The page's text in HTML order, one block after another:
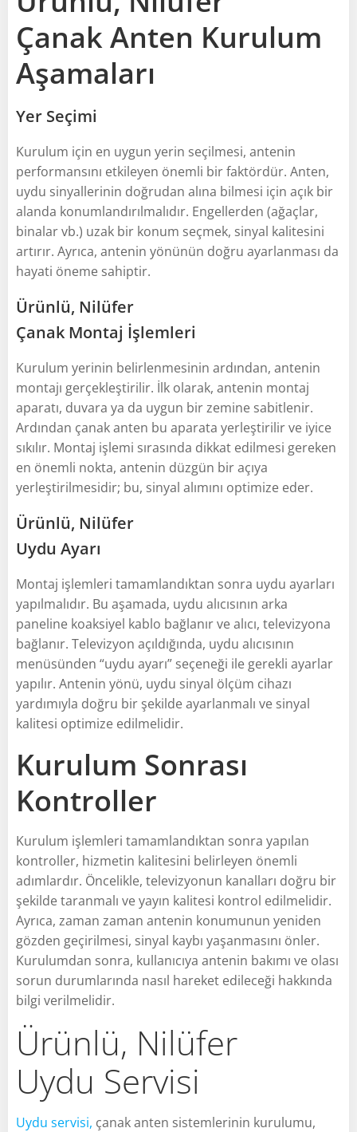
Çanak Anten Kurulum
Aşamaları
Yer Seçimi
Kurulum için en uygun yerin seçilmesi, antenin
performansını etkileyen önemli bir faktördür. Anten,
uydu sinyallerinin doğrudan alına bilmesi için açık bir
alanda konumlandırılmalıdır. Engellerden (ağaçlar,
binalar vb.) uzak bir konum seçmek, sinyal kalitesini
artırır. Ayrıca, antenin yönünün doğru ayarlanması da
hayati öneme sahiptir.
Ürünlü, Nilüfer
Çanak Montaj İşlemleri
Kurulum yerinin belirlenmesinin ardından, antenin
montajı gerçekleştirilir. İlk olarak, antenin montaj
aparatı, duvara ya da uygun bir zemine sabitlenir.
Ardından çanak anten bu aparata yerleştirilir ve iyice
sıkılır. Montaj işlemi sırasında dikkat edilmesi gereken
en önemli nokta, antenin düzgün bir açıya
yerleştirilmesidir; bu, sinyal alımını optimize eder.
Ürünlü, Nilüfer
Uydu Ayarı
Montaj işlemleri tamamlandıktan sonra uydu ayarları
yapılmalıdır. Bu aşamada, uydu alıcısının arka
paneline koaksiyel kablo bağlanır ve alıcı, televizyona
bağlanır. Televizyon açıldığında, uydu alıcısının
menüsünden “uydu ayarı” seçeneği ile gerekli ayarlar
yapılır. Antenin yönü, uydu sinyal ölçüm cihazı
yardımıyla doğru bir şekilde ayarlanmalı ve sinyal
kalitesi optimize edilmelidir.
Kurulum Sonrası
Kontroller
Kurulum işlemleri tamamlandıktan sonra yapılan
kontroller, hizmetin kalitesini belirleyen önemli
adımlardır. Öncelikle, televizyonun kanalları doğru bir
şekilde taranmalı ve yayın kalitesi kontrol edilmelidir.
Ayrıca, zaman zaman antenin konumunun yeniden
gözden geçirilmesi, sinyal kaybı yaşanmasını önler.
Kurulumdan sonra, kullanıcıya antenin bakımı ve olası
sorun durumlarında nasıl hareket edileceği hakkında
bilgi verilmelidir.
Ürünlü, Nilüfer
Uydu Servisi
Uydu servisi, çanak anten sistemlerinin kurulumu,